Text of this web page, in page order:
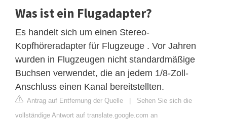
Was ist ein Flugadapter?
Es handelt sich um einen Stereo-
Kopfhöreradapter für Flugzeuge . Vor Jahren
wurden in Flugzeugen nicht standardmäßige
Buchsen verwendet, die an jedem 1/8-Zoll-
Anschluss einen Kanal bereitstellten.
Antrag auf Entfernung der Quelle | Sehen Sie sich die
vollständige Antwort auf translate.google.com an